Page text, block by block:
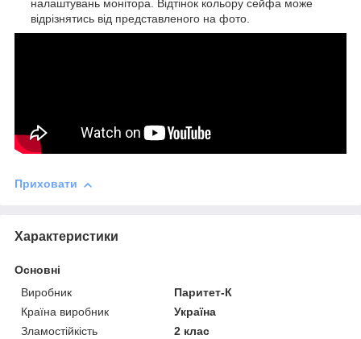
налаштувань монітора. Відтінок кольору сейфа може
відрізнятись від представленого на фото.
Приховати
Характеристики
Основні
Виробник
Паритет-К
Країна виробник
Україна
Зламостійкість
2 клас